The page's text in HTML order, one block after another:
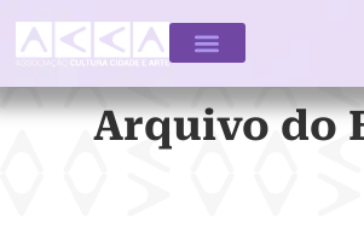
Arquivo do